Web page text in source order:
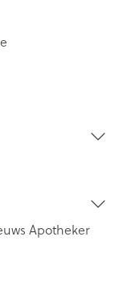
Apotheker